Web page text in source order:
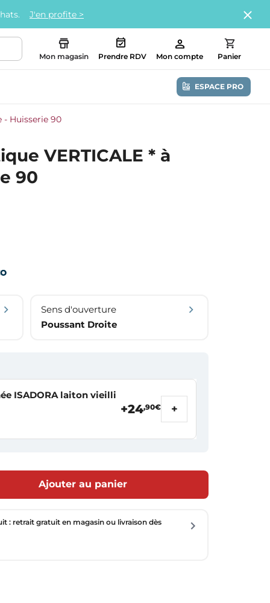
J'en profite >
Mon magasin Prendre RDV Mon compte Panier
ESPACE PRO
- Huisserie 90
VERTICALE * à
90
Sens d'ouverture
Poussant Droite
ISADORA laiton vieilli
+24,90€ +
Ajouter au panier
: retrait gratuit en magasin ou livraison dès